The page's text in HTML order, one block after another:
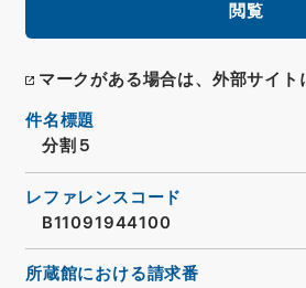
閲覧
マークがある場合は、外部サイト
件名標題
分割５
レファレンスコード
B11091944100
所蔵館における請求番